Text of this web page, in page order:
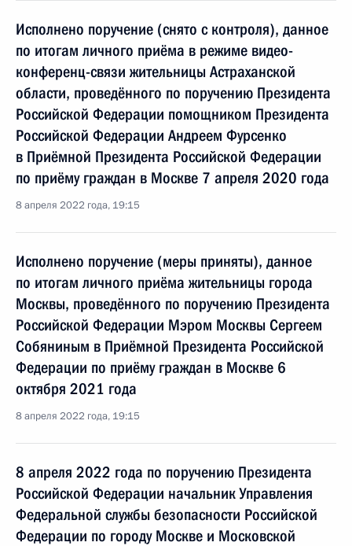
Исполнено поручение (снято с контроля), данное
по итогам личного приёма в режиме видео-
конференц-связи жительницы Астраханской
области, проведённого по поручению Президента
Российской Федерации помощником Президента
Российской Федерации Андреем Фурсенко
в Приёмной Президента Российской Федерации
по приёму граждан в Москве 7 апреля 2020 года
8 апреля 2022 года, 19:15
Исполнено поручение (меры приняты), данное
по итогам личного приёма жительницы города
Москвы, проведённого по поручению Президента
Российской Федерации Мэром Москвы Сергеем
Собяниным в Приёмной Президента Российской
Федерации по приёму граждан в Москве 6
октября 2021 года
8 апреля 2022 года, 19:15
8 апреля 2022 года по поручению Президента
Российской Федерации начальник Управления
Федеральной службы безопасности Российской
Федерации по городу Москве и Московской